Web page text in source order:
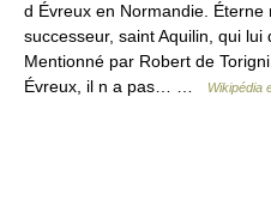
d Évreux en Normandie. Éterne
successeur, saint Aquilin, qui
Mentionné par Robert de
Évreux, il n a pas… …
Wikipédia